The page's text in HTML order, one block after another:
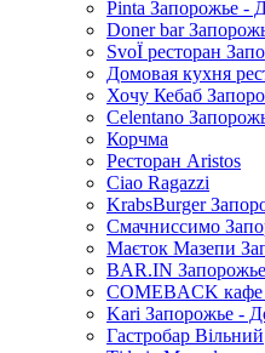
Pinta Запорожье -
Doner bar
SvoЇ ресторан
Домовая кухня
Хочу Кебаб
Celentano
Корчма
Ресторан Aristos
Ciao Ragazzi
KrabsBurger
Смачниссимо
Маєток Мазепи
BAR.IN
COMEBACK кафе
Kari Запорожье -
Гастробар Вільний